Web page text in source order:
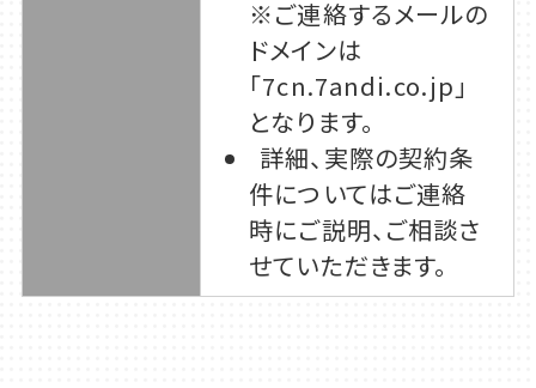
※ご連絡するメールの
ドメインは
「7cn.7andi.co.jp」
となります。
詳細、実際の契約条
件についてはご連絡
時にご説明、ご相談さ
せていただきます。